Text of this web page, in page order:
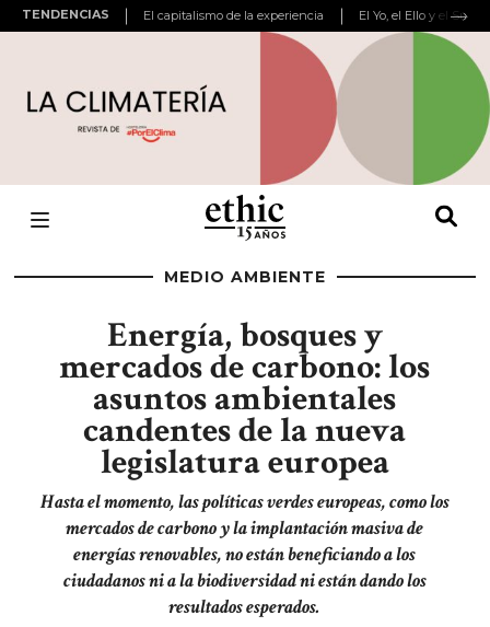
TENDENCIAS El capitalismo de la experiencia El Yo, el Ello y el
MEDIO AMBIENTE
Energía, bosques y
mercados de carbono: los
asuntos ambientales
candentes de la nueva
legislatura europea
Hasta el momento, las políticas verdes europeas, como los
mercados de carbono y la implantación masiva de
energías renovables, no están beneficiando a los
ciudadanos ni a la biodiversidad ni están dando los
resultados esperados.